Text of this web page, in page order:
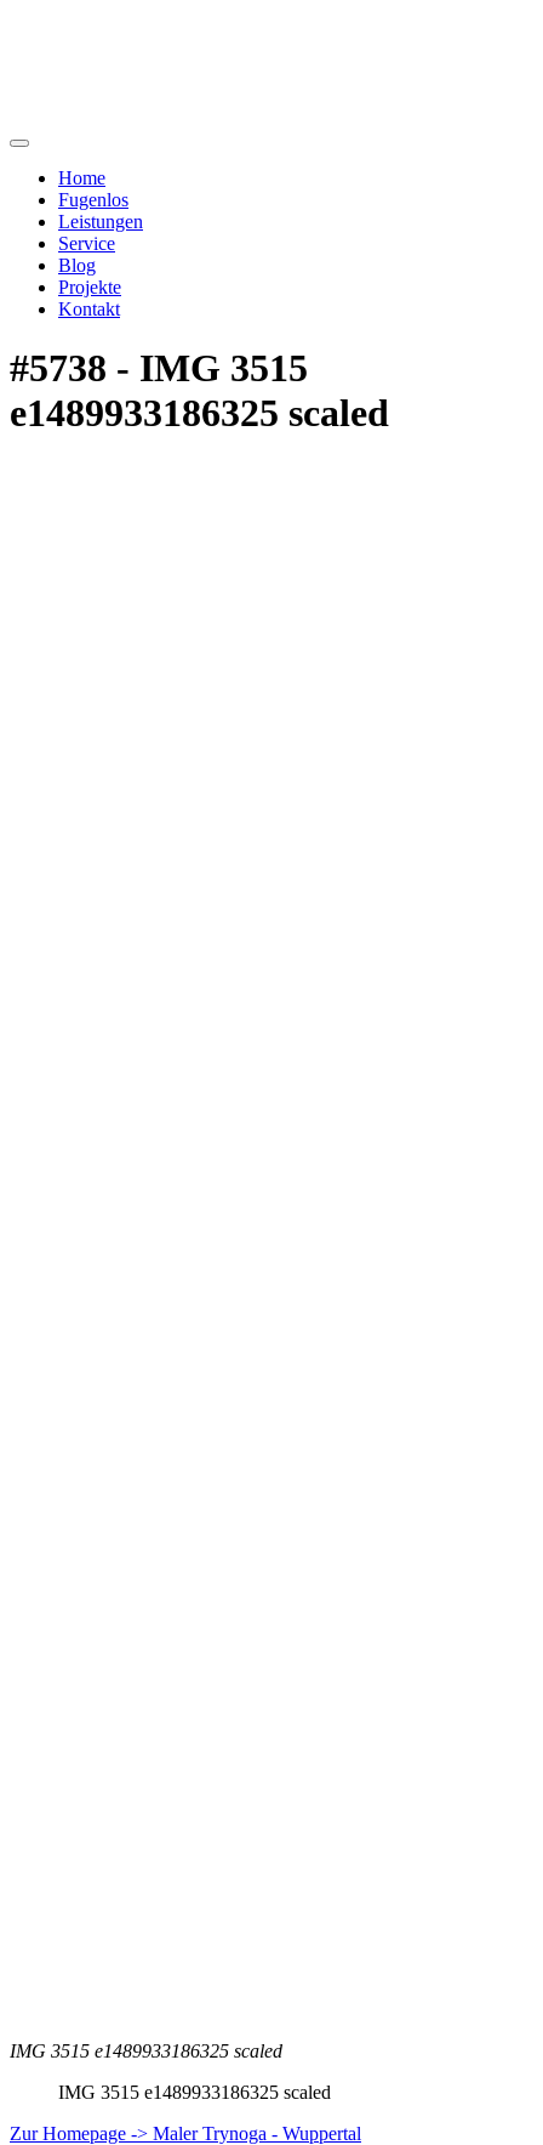
Home
Fugenlos
Leistungen
Service
Blog
Projekte
Kontakt
#5738 - IMG 3515
e1489933186325 scaled
IMG 3515 e1489933186325 scaled
IMG 3515 e1489933186325 scaled
Zur Homepage -> Maler Trynoga - Wuppertal